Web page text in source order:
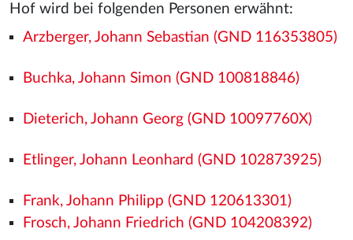
Hof wird bei folgenden Personen erwähnt:
Arzberger, Johann Sebastian (GND 116353805)
Buchka, Johann Simon (GND 100818846)
Dieterich, Johann Georg (GND 10097760X)
Etlinger, Johann Leonhard (GND 102873925)
Frank, Johann Philipp (GND 120613301)
Frosch, Johann Friedrich (GND 104208392)